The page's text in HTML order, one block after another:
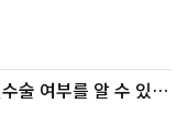
비워내는 방법
관 결찰술이 필요할
하시면 됩니다.
술 여부를 알 수 있나